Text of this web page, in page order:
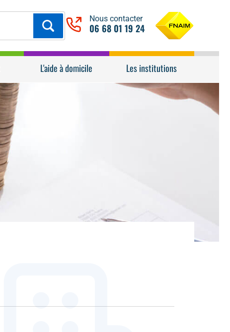
Nous contacter
06 68 01 19 24
L'aide à domicile Les institutions